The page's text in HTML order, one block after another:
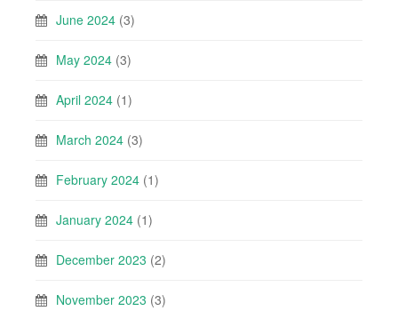
June 2024 (3)
May 2024 (3)
April 2024 (1)
March 2024 (3)
February 2024 (1)
January 2024 (1)
December 2023 (2)
November 2023 (3)